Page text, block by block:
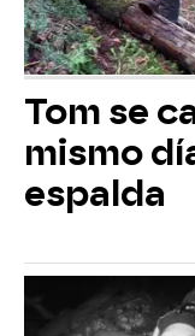
Tom se
mismo
espalda